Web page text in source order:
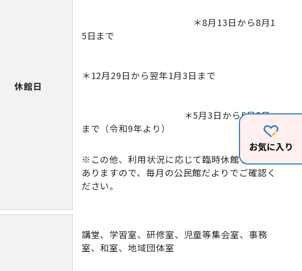
お気に入り
休館日
＊8月13日から8月1
5日まで
＊12月29日から翌年1月3日まで
＊5月3日から5月5日
まで（令和9年より）
※この他、利用状況に応じて臨時休館する日も
ありますので、毎月の公民館だよりでご確認く
ださい。
講堂、学習室、研修室、児童等集会室、事務
室、和室、地域団体室